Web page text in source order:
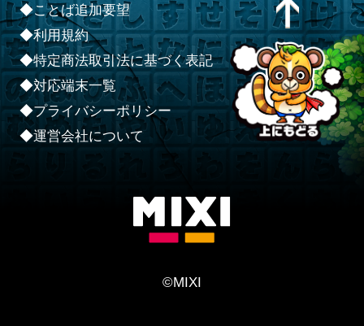
◆ことば追加要望
◆利用規約
◆特定商法取引法に基づく表記
◆対応端末一覧
◆プライバシーポリシー
◆運営会社について
©MIXI